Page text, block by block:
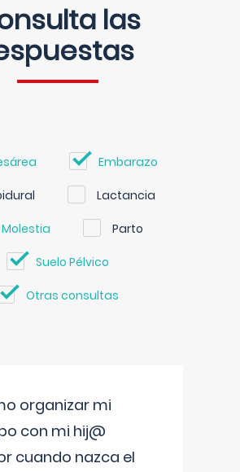
las
Embarazo
Lactancia
Molestia Parto
Suelo Pélvico
Otras consultas
organizar mi
con mi hij@
cuando nazca el